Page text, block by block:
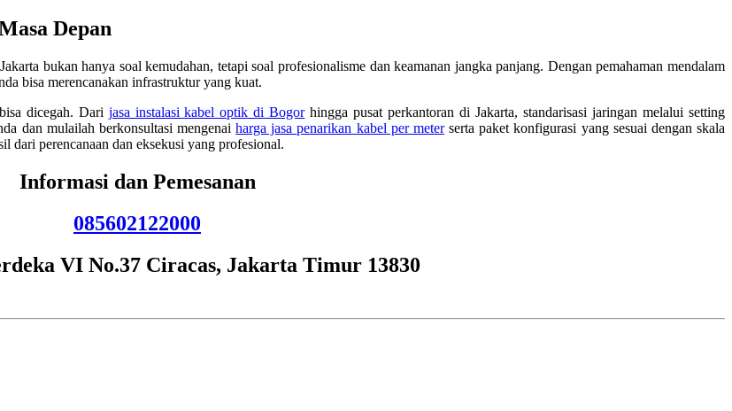
Depan
bukan hanya soal kemudahan, tetapi soal profesionalisme dan keamanan jangka panjang. Dengan pemahaman mendalam
bisa merencanakan infrastruktur yang kuat.
dicegah. Dari jasa instalasi kabel optik di Bogorhingga pusat perkantoran di Jakarta, standarisasi jaringan melalui setting
dan mulailah berkonsultasi mengenaiharga jasa penarikan kabel per meterserta paket konfigurasi yang sesuai dengan skala
dari perencanaan dan eksekusi yang profesional.
Informasi dan Pemesanan
085602122000
VI No.37 Ciracas, Jakarta Timur 13830